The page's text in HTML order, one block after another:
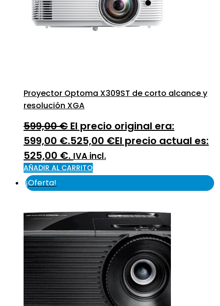
Proyector Optoma X309ST de corto alcance y
resolución XGA
599,00€ El precio original era:
599,00 €.525,00 €El precio actual es:
525,00 €. IVA incl.
AÑADIR AL CARRITO
¡Oferta!